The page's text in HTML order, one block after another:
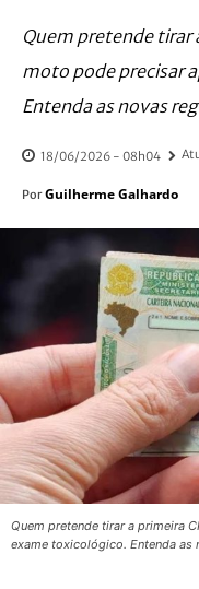
Quem pretende tirar
moto pode precisar
Entenda as novas
18/06/2026 - 08h04
Por Guilherme Galhardo
Quem pretende tirar a primeira
exame toxicológico. Entenda as